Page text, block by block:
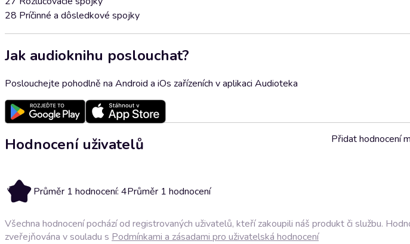
28 Príčinné a dôsledkové spojky
Jak audioknihu poslouchat?
Poslouchejte pohodlně na Android a iOs zařízeních v aplikaci Audioteka
Hodnocení uživatelů
4 Průměr 1 hodnocení: 4Průměr 1 hodnocení
Přidat hodnocení
Všechna hodnocení pochází od registrovaných uživatelů, kteří zakoupili náš produkt či službu.
zveřejňována v souladu s Podmínkami a zásadami pro uživatelská hodnocení